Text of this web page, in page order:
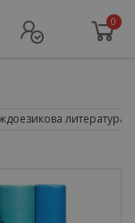
0
литература